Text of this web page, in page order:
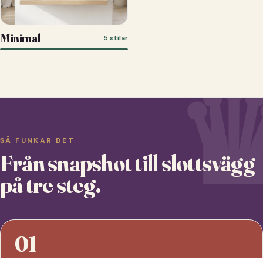
Minimal 5 stilar
SÅ FUNKAR DET
Från snapshot till slottsvägg
på tre steg.
01